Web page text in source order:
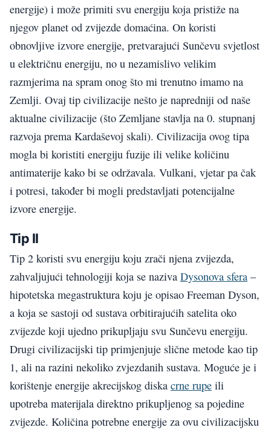
energije) i može primiti svu energiju koja pristiže na
njegov planet od zvijezde domaćina. On koristi
obnovljive izvore energije, pretvarajući Sunčevu svjetlost
u električnu energiju, no u nezamislivo velikim
razmjerima na spram onog što mi trenutno imamo na
Zemlji. Ovaj tip civilizacije nešto je napredniji od naše
aktualne civilizacije (što Zemljane stavlja na 0. stupnanj
razvoja prema Kardaševoj skali). Civilizacija ovog tipa
mogla bi koristiti energiju fuzije ili velike količinu
antimaterije kako bi se održavala. Vulkani, vjetar pa čak
i potresi, također bi mogli predstavljati potencijalne
izvore energije.
Tip II
Tip 2 koristi svu energiju koju zrači njena zvijezda,
zahvaljujući tehnologiji koja se naziva Dysonova sfera –
hipotetska megastruktura koju je opisao Freeman Dyson,
a koja se sastoji od sustava orbitirajućih satelita oko
zvijezde koji ujedno prikupljaju svu Sunčevu energiju.
Drugi civilizacijski tip primjenjuje slične metode kao tip
1, ali na razini nekoliko zvjezdanih sustava. Moguće je i
korištenje energije akrecijskog diska crne rupe ili
upotreba materijala direktno prikupljenog sa pojedine
zvijezde. Količina potrebne energije za ovu civilizacijsku